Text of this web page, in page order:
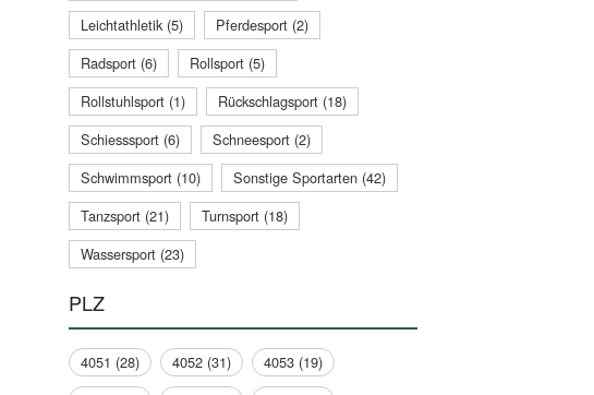
Leichtathletik (5)
Pferdesport (2)
Radsport (6)
Rollsport (5)
Rollstuhlsport (1)
Rückschlagsport (18)
Schiesssport (6)
Schneesport (2)
Schwimmsport (10)
Sonstige Sportarten (42)
Tanzsport (21)
Turnsport (18)
Wassersport (23)
PLZ
4051 (28) 4052 (31)
4053 (19)